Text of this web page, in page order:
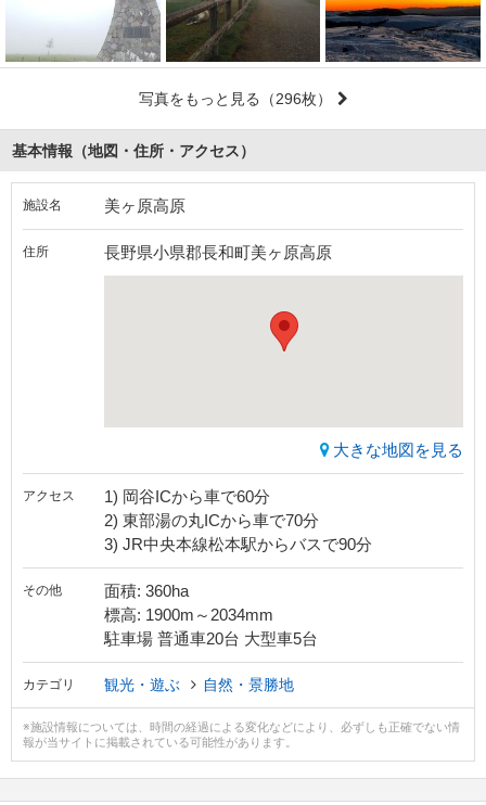
写真をもっと見る （296枚）
基本情報（地図・住所・アクセス）
施設名 美ヶ原高原
住所 長野県小県郡長和町美ヶ原高原
大きな地図を見る
アクセス
1) 岡谷ICから車で60分
2) 東部湯の丸ICから車で70分
3) JR中央本線松本駅からバスで90分
その他
面積: 360ha
標高: 1900m～2034mm
駐車場 普通車20台 大型車5台
カテゴリ 観光・遊ぶ 自然・景勝地
※施設情報については、時間の経過による変化などにより、必ずしも正確でない情
報が当サイトに掲載されている可能性があります。